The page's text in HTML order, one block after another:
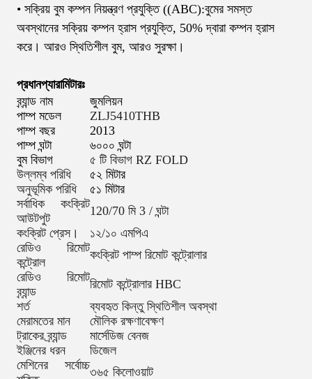
• সক্রিয় বুম কম্পন নিয়ন্ত্রণ প্রযুক্তি ((ABC):বুমের সমস্ত
অবস্থানের সক্রিয় কম্পন হ্রাস প্রযুক্তি, 50% দ্বারা কম্পন হ্রাস
করে। আরও স্থিতিশীল বুম, আরও সুরক্ষা।
প্রধানপ্যারামিটারঃ
ব্র্যান্ড নাম
জুমলিয়ন
পাম্প মডেল
ZLJ5410THB
পাম্প বছর
2013
পাম্প ঘন্টা
৬০০০ ঘন্টা
বুম বিভাগ
৫ টি বিভাগ RZ FOLD
উল্লম্ব পরিধি
৫২ মিটার
অনুভূমিক পরিধি
৫১ মিটার
সর্বাধিক কংক্রিট
আউটপুট
120/70 মি 3 / ঘন্টা
কংক্রিট প্রেস।
১২/১০ এমপিএ
রেডিও রিমোট
কন্ট্রোল
কংক্রিট পাম্প রিমোট কন্ট্রোলার
রেডিও রিমোট
ব্র্যান্ড
রিমোট কন্ট্রোলার HBC
শর্ত
ব্যবহৃত কিন্তু স্থিতিশীল অবস্থা
মেরামতের মান
মৌলিক রক্ষণাবেক্ষণ
ট্রাকের ব্র্যান্ড
মার্সেডিজ বেনজ
ইঞ্জিনের ধরন
ডিজেল
মেশিনের সর্বোচ্চ৩৬৫ কিলোওয়াট